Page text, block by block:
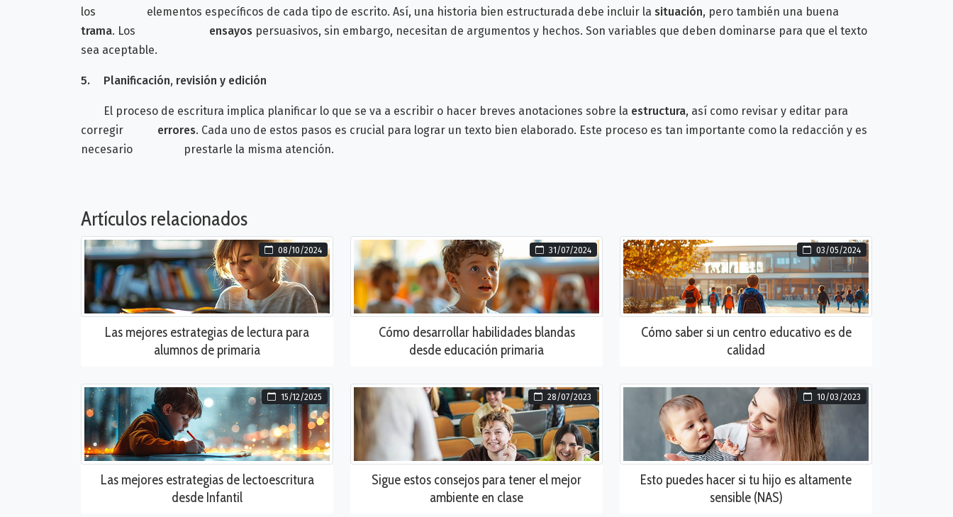
los elementos específicos de cada tipo de escrito. Así, una historia bien estructurada debe incluir la situación, pero también una buena
trama. Los ensayos persuasivos, sin embargo, necesitan de argumentos y hechos. Son variables que deben dominarse para que el texto
sea aceptable.
5. Planificación, revisión y edición
El proceso de escritura implica planificar lo que se va a escribir o hacer breves anotaciones sobre la estructura, así como revisar y editar para
corregir errores. Cada uno de estos pasos es crucial para lograr un texto bien elaborado. Este proceso es tan importante como la redacción y es
necesario prestarle la misma atención.
Artículos relacionados
08/10/2024
Las mejores estrategias de lectura para
alumnos de primaria
31/07/2024
Cómo desarrollar habilidades blandas
desde educación primaria
03/05/2024
Cómo saber si un centro educativo es de
calidad
15/12/2025
Las mejores estrategias de lectoescritura
desde Infantil
28/07/2023
Sigue estos consejos para tener el mejor
ambiente en clase
10/03/2023
Esto puedes hacer si tu hijo es altamente
sensible (NAS)